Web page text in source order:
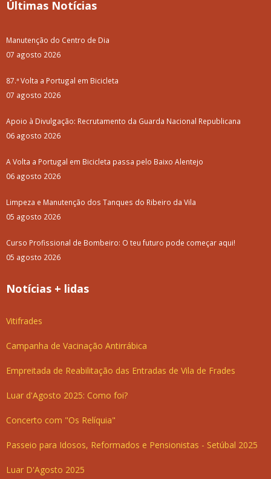
Últimas Notícias
Manutenção do Centro de Dia
07 agosto 2026
87.ª Volta a Portugal em Bicicleta
07 agosto 2026
Apoio à Divulgação: Recrutamento da Guarda Nacional Republicana
06 agosto 2026
A Volta a Portugal em Bicicleta passa pelo Baixo Alentejo
06 agosto 2026
Limpeza e Manutenção dos Tanques do Ribeiro da Vila
05 agosto 2026
Curso Profissional de Bombeiro: O teu futuro pode começar aqui!
05 agosto 2026
Notícias + lidas
Vitifrades
Campanha de Vacinação Antirrábica
Empreitada de Reabilitação das Entradas de Vila de Frades
Luar d'Agosto 2025: Como foi?
Concerto com "Os Relíquia"
Passeio para Idosos, Reformados e Pensionistas - Setúbal 2025
Luar D'Agosto 2025